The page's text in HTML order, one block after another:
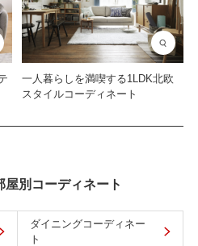
一人暮らしを満喫する1LDK北欧
スタイルコーディネート
別コーディネート
ダイニングコーディネー
ト